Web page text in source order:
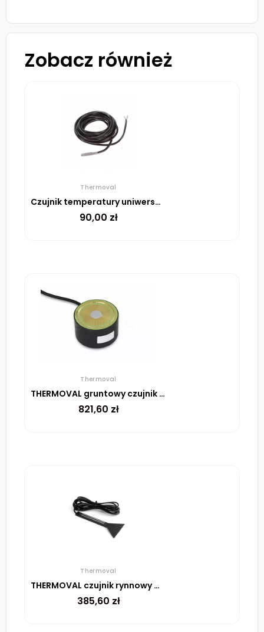
Zobacz również
Thermoval
Czujnik temperatury uniwersalny
90,00 zł
Thermoval
THERMOVAL gruntowy czujnik śniegu i lodu ESF 524 001
821,60 zł
Thermoval
THERMOVAL czujnik rynnowy wilgotności ESD 524 003
385,60 zł